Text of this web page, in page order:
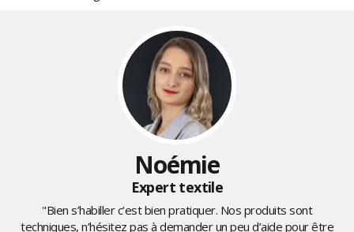
Noémie
Expert textile
"Bien s’habiller c’est bien pratiquer. Nos produits sont
techniques, n’hésitez pas à demander un peu d’aide pour être